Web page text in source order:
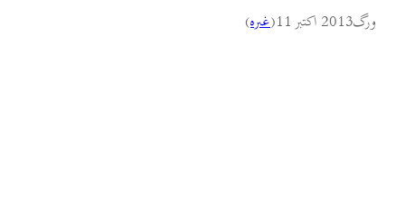
ورگ2013 اکتبر 11 (غىره)